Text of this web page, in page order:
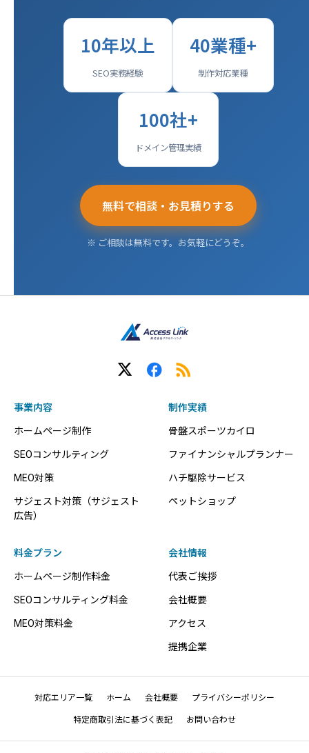
10年以上
SEO実務経験
40業種+
制作対応業種
100社+
ドメイン管理実績
無料で相談・お見積りする
※ ご相談は無料です。お気軽にどうぞ。
事業内容
ホームページ制作
SEOコンサルティング
MEO対策
サジェスト対策（サジェスト
広告）
制作実績
骨盤スポーツカイロ
ファイナンシャルプランナー
ハチ駆除サービス
ペットショップ
料金プラン
ホームページ制作料金
SEOコンサルティング料金
MEO対策料金
会社情報
代表ご挨拶
会社概要
アクセス
提携企業
対応エリア一覧 ホーム 会社概要 プライバシーポリシー
特定商取引法に基づく表記 お問い合わせ